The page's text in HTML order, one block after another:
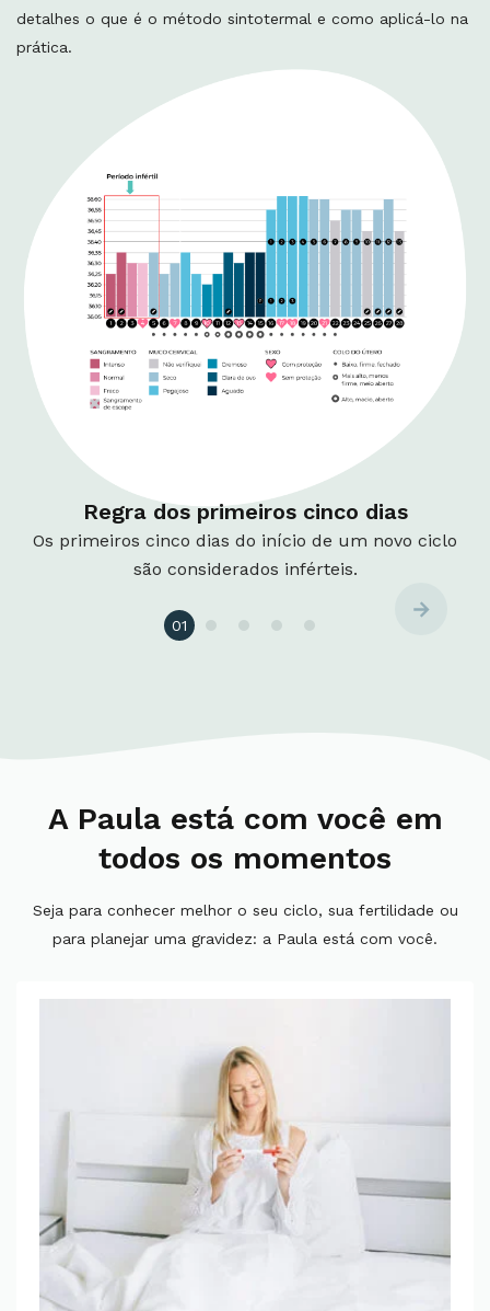
detalhes o que é o método sintotermal e como aplicá-lo na
prática.
Regra dos primeiros cinco dias
Os primeiros cinco dias do início de um novo ciclo
são considerados inférteis.
01
A Paula está com você em
todos os momentos
Seja para conhecer melhor o seu ciclo, sua fertilidade ou
para planejar uma gravidez: a Paula está com você.